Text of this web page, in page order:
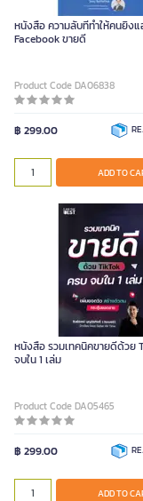
หนังสือ ความลับที่ทำให้คนยิงแ
Facebook ขายดี
Product Code DA06838
฿ 299.00
ADD TO
หนังสือ รวมเทคนิคขายดีด้วย
จบใน 1 เล่ม
Product Code DA05465
฿ 299.00
ADD TO